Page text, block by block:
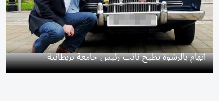
اتهام بالرشوة يطيح نائب رئيس جامعة بريطانية